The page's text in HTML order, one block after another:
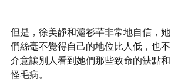
但是，徐美靜和滬衫芊非常地自信，她
們絲毫不覺得自己的地位比人低，也不
介意讓別人看到她們那些致命的缺點和
怪毛病。